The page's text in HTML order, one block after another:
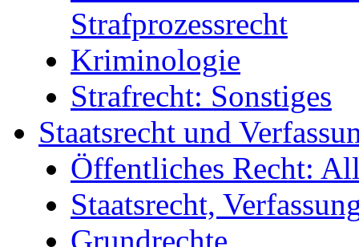
Strafprozessrecht
Kriminologie
Strafrecht: Sonstiges
Staatsrecht und
Öffentliches Recht:
Staatsrecht,
Grundrechte